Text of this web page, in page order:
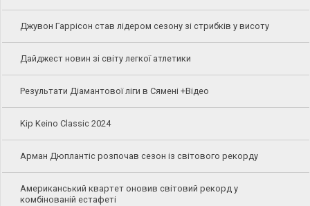
Джувон Гаррісон став лідером сезону зі стрибків у висоту
Дайджест новин зі світу легкої атлетики
Результати Діамантової ліги в Сямені +Відео
Kip Keino Classic 2024
Арман Дюплантіс розпочав сезон із світового рекорду
Американський квартет оновив світовий рекорд у
комбінованій естафеті